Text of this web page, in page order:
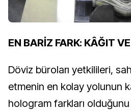
EN BARİZ FARK: KÂĞIT
Döviz büroları yetkilileri,
etmenin en kolay yolunun
hologram farkları